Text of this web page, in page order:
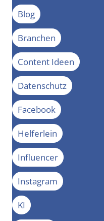
Blog
Branchen
Content Ideen
Datenschutz
Facebook
Helferlein
Influencer
Instagram
KI